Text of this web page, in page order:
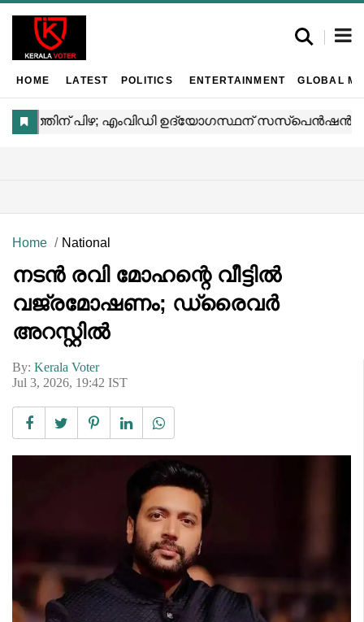
HOME LATEST POLITICS ENTERTAINMENT GLOBAL
Home National
നടൻ രവി മോഹന്റെ വീട്ടിൽ
വജ്രമോഷണം; ഡ്രൈവർ
അറസ്റ്റിൽ
By: Kerala Voter
Jul 3, 2026, 19:42 IST